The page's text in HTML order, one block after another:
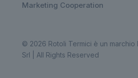
Marketing Cooperation
© 2026 Rotoli Termici è un marchio
Srl | All Rights Reserved